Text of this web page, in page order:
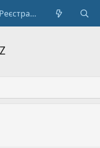
Реєстрація